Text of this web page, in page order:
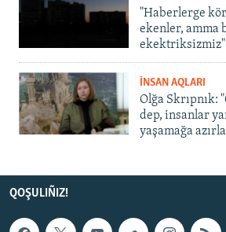
"Haberlerge
ekenler, amma
ekektriksizmiz"
İNSAN AQLARI
Olğa Skrıpnık:
dep, insanlar
yaşamağa
QOŞULIÑIZ!